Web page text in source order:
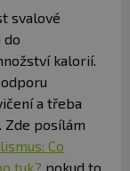
svalové
do
kalorií.
a třeba
Zde posílám
Co
tuk? pokud to